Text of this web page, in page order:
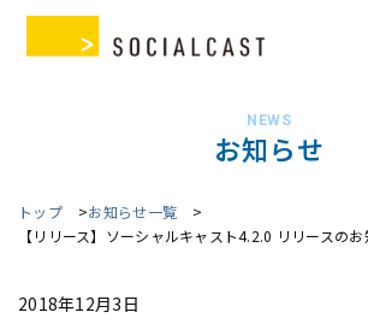
お知らせ
NEWS
トップ
お知らせ一覧
【リリース】ソーシャルキャスト4.2.0 リリースの
2018年12月3日